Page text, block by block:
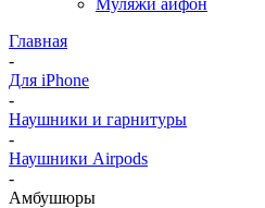
Муляжи айфон
Главная
-
Для iPhone
-
Наушники и гарнитуры
-
Наушники Airpods
-
Амбушюры